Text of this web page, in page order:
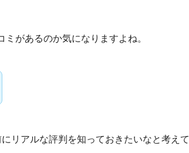
があるのか気になりますよね。
リアルな評判を知っておきたいなと考えて